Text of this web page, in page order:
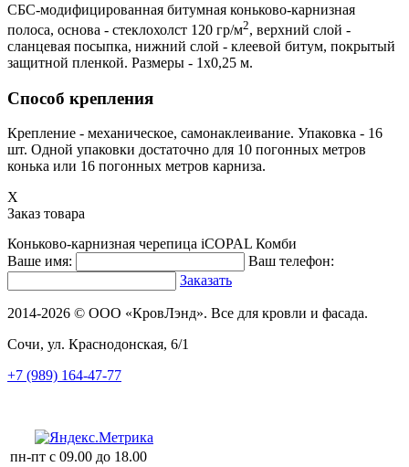
СБС-модифицированная битумная коньково-карнизная
полоса, основа - стеклохолст 120 гр/м2, верхний слой -
сланцевая посыпка, нижний слой - клеевой битум, покрытый
защитной пленкой. Размеры - 1х0,25 м.
Способ крепления
Крепление - механическое, самонаклеивание. Упаковка - 16
шт. Одной упаковки достаточно для 10 погонных метров
конька или 16 погонных метров карниза.
X
Заказ товара
Коньково-карнизная черепица iCOPAL Комби
Ваше имя:
Ваш телефон:
Заказать
2014-2026 © ООО «КровЛэнд». Все для кровли и фасада.
Сочи, ул. Краснодонская, 6/1
+7 (989) 164-47-77
пн-пт с 09.00 до 18.00